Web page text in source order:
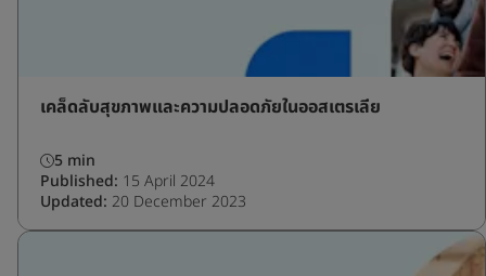
เคล็ดลับสุขภาพและความปลอดภัยในออสเตรเลีย
5 min
Published: 15 April 2024
Updated: 20 December 2023